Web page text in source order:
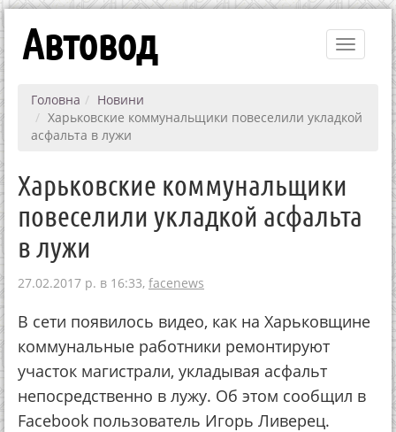
Toggle
Автовод
Головна
Новини
Харьковские коммунальщики повеселили укладкой
асфальта в лужи
Харьковские коммунальщики
повеселили укладкой асфальта
в лужи
27.02.2017 р. в 16:33, facenews
В сети появилось видео, как на Харьковщине
коммунальные работники ремонтируют
участок магистрали, укладывая асфальт
непосредственно в лужу. Об этом сообщил в
Facebook пользователь Игорь Ливерец.